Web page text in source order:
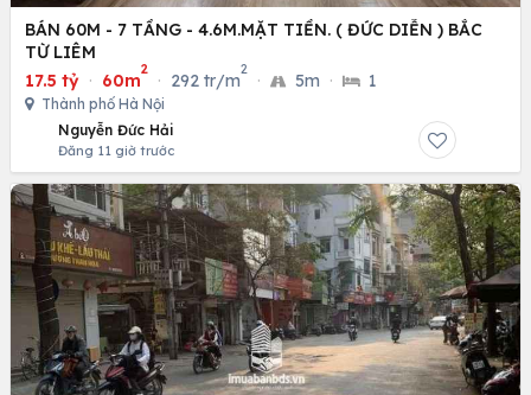
BÁN 60M - 7 TẦNG - 4.6M.MẶT TIỀN. ( ĐỨC DIỄN ) BẮC
TỪ LIÊM
17.5 tỷ · 60m
2
· 292 tr/m
2
· 5m · 1
Thành phố Hà Nội
Nguyễn Đức Hải
Đăng 11 giờ trước